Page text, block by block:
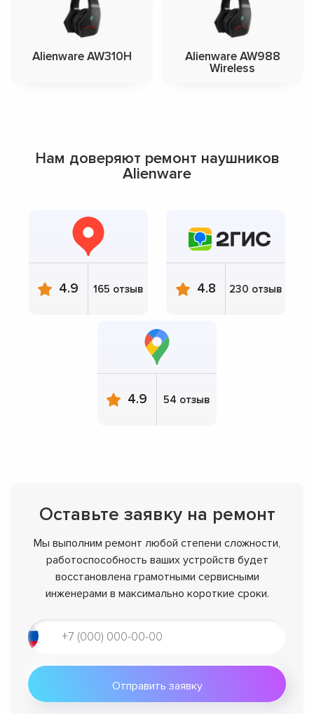
Alienware AW310H
Alienware AW988
Wireless
Нам доверяют ремонт наушников
Alienware
4.9 165 отзыв 4.8 230 отзыв
4.9 54 отзыв
Оставьте заявку на ремонт
Мы выполним ремонт любой степени сложности,
работоспособность ваших устройств будет
восстановлена грамотными сервисными
инженерами в максимально короткие сроки.